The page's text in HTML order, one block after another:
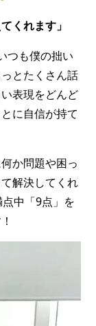
くれます」
つも僕の拙い
とたくさん話
表現をどんど
に自信が持て
か問題や困っ
解決してくれ
中「9点」を